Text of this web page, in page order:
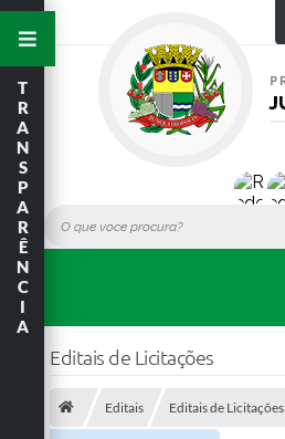
T
R
A
N
S
P
A
R
Ê
N
C
I
A
Editais de Licitações
Editais Editais de Licitações